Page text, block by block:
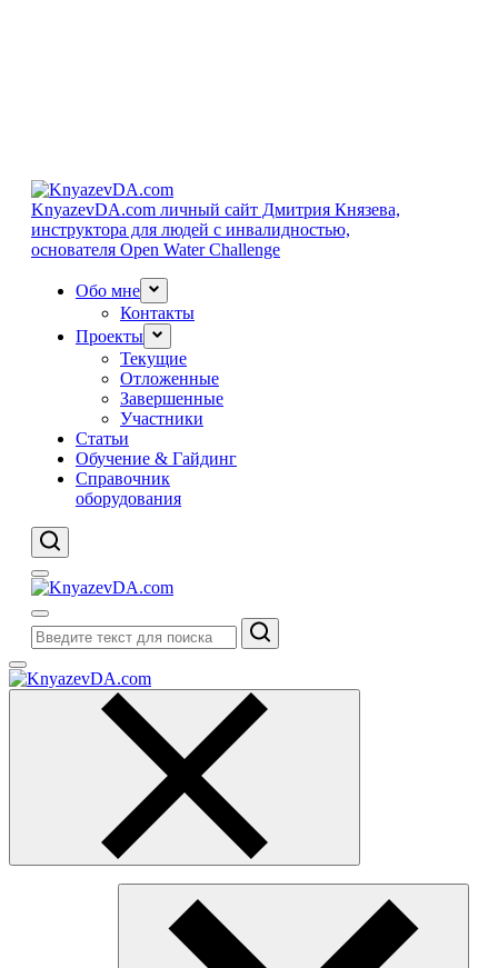
KnyazevDA.com личный сайт Дмитрия Князева,
инструктора для людей с инвалидностью,
основателя Open Water Challenge
Обо мне
Контакты
Проекты
Текущие
Отложенные
Завершенные
Участники
Статьи
Обучение & Гайдинг
Справочник
оборудования
Поиск